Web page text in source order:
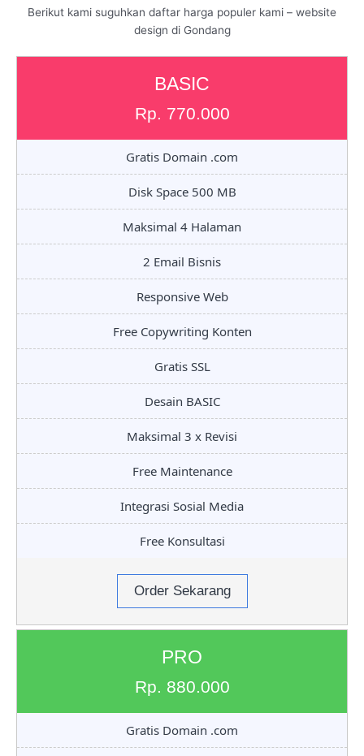
Berikut kami suguhkan daftar harga populer kami – website
design di Gondang
BASIC
Rp. 770.000
Gratis Domain .com
Disk Space 500 MB
Maksimal 4 Halaman
2 Email Bisnis
Responsive Web
Free Copywriting Konten
Gratis SSL
Desain BASIC
Maksimal 3 x Revisi
Free Maintenance
Integrasi Sosial Media
Free Konsultasi
Order Sekarang
PRO
Rp. 880.000
Gratis Domain .com